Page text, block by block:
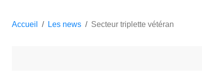
Accueil Les news Secteur triplette vétéran